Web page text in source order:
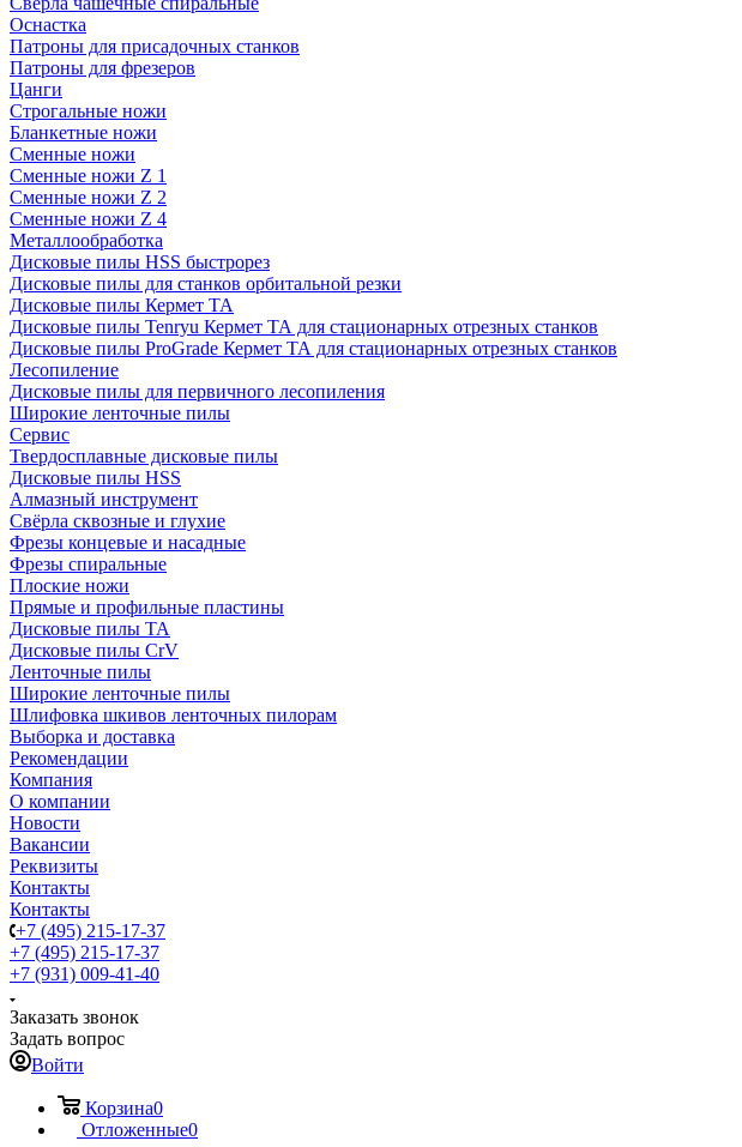
Оснастка
Патроны для присадочных станков
Патроны для фрезеров
Цанги
Строгальные ножи
Бланкетные ножи
Сменные ножи
Сменные ножи Z 1
Сменные ножи Z 2
Сменные ножи Z 4
Металлообработка
Дисковые пилы HSS быстрорез
Дисковые пилы для станков орбитальной резки
Дисковые пилы Кермет ТА
Дисковые пилы Tenryu Кермет ТА для стационарных отрезных станков
Дисковые пилы ProGrade Кермет ТА для стационарных отрезных станков
Лесопиление
Дисковые пилы для первичного лесопиления
Широкие ленточные пилы
Сервис
Твердосплавные дисковые пилы
Дисковые пилы HSS
Алмазный инструмент
Свёрла сквозные и глухие
Фрезы концевые и насадные
Фрезы спиральные
Плоские ножи
Прямые и профильные пластины
Дисковые пилы TA
Дисковые пилы CrV
Ленточные пилы
Широкие ленточные пилы
Шлифовка шкивов ленточных пилорам
Выборка и доставка
Рекомендации
Компания
О компании
Новости
Вакансии
Реквизиты
Контакты
Контакты
+7 (495) 215-17-37
+7 (495) 215-17-37
+7 (931) 009-41-40
Заказать звонок
Задать вопрос
Войти
Корзина0
Отложенные0